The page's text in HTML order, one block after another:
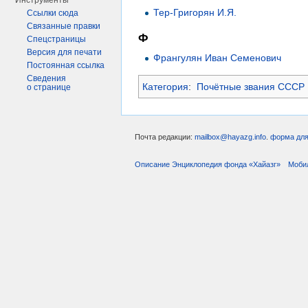
Тер-Григорян И.Я.
Ф
Франгулян Иван Семенович
Категория: Почётные звания СССР
Ссылки сюда
Связанные правки
Спецстраницы
Версия для печати
Постоянная ссылка
Сведения
о странице
Почта редакции: mailbox@hayazg.info. форма
Описание Энциклопедия фонда «Хайазг»